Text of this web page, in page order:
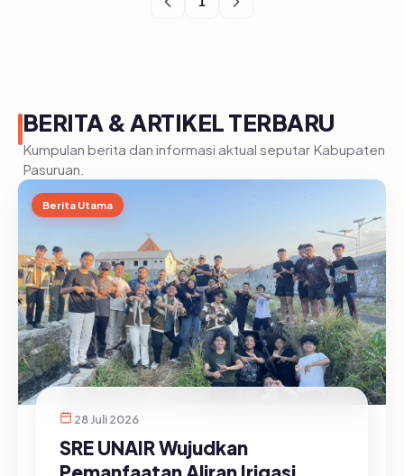
BERITA & ARTIKEL TERBARU
Kumpulan berita dan informasi aktual seputar Kabupaten
Pasuruan.
Berita Utama
28 Juli 2026
SRE UNAIR Wujudkan